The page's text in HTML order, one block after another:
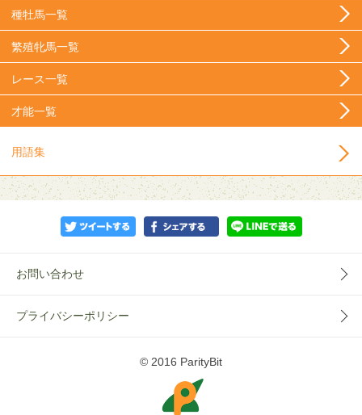
種牡馬一覧
繁殖牝馬一覧
レース一覧
才能一覧
用語集
お問い合わせ
プライバシーポリシー
© 2016 ParityBit